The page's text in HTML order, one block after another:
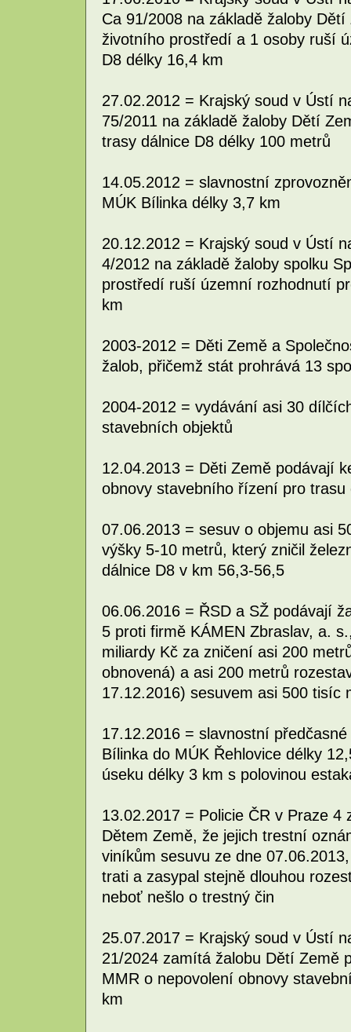
Ca 91/2008 na základě žaloby
životního prostředí a 1 osoby ruší
D8 délky 16,4 km
27.02.2012 = Krajský soud v Ústí
75/2011 na základě žaloby Dětí
trasy dálnice D8 délky 100 metrů
14.05.2012 = slavnostní
MÚK Bílinka délky 3,7 km
20.12.2012 = Krajský soud v Ústí
4/2012 na základě žaloby spolku
prostředí ruší územní rozhodnutí
km
2003-2012 = Děti Země a
žalob, přičemž stát prohrává 13
2004-2012 = vydávání asi 30
stavebních objektů
12.04.2013 = Děti Země podávají
obnovy stavebního řízení pro trasu
07.06.2013 = sesuv o objemu asi
výšky 5-10 metrů, který zničil
dálnice D8 v km 56,3-56,5
06.06.2016 = ŘSD a SŽ podávají
5 proti firmě KÁMEN Zbraslav, a.
miliardy Kč za zničení asi 200
obnovená) a asi 200 metrů
17.12.2016) sesuvem asi 500 tisíc
17.12.2016 = slavnostní
Bílinka do MÚK Řehlovice délky
úseku délky 3 km s polovinou
13.02.2017 = Policie ČR v Praze 4
Dětem Země, že jejich trestní
viníkům sesuvu ze dne
trati a zasypal stejně dlouhou
neboť nešlo o trestný čin
25.07.2017 = Krajský soud v Ústí
21/2024 zamítá žalobu Dětí Země
MMR o nepovolení obnovy
km